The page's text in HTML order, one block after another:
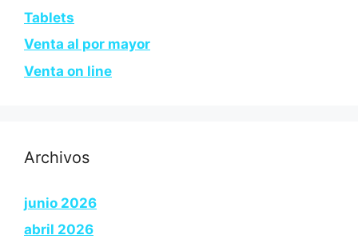
Tablets
Venta al por mayor
Venta on line
Archivos
junio 2026
abril 2026